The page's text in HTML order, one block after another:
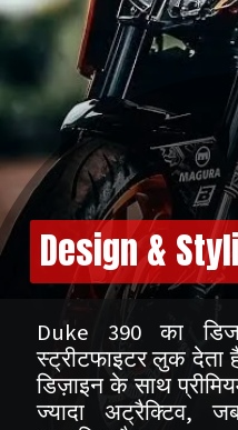
Design &
Duke 390 का
स्ट्रीटफाइटर लुक देता
डिज़ाइन के साथ
ज्यादा अट्रैक्टिव,